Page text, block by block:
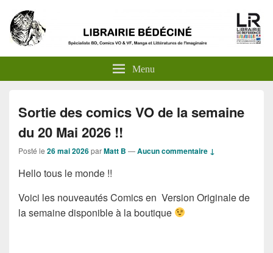
Menu
Sortie des comics VO de la semaine
du 20 Mai 2026 !!
Posté le 26 mai 2026parMatt B —Aucun commentaire ↓
Hello tous le monde !!
Voici les nouveautés Comics en Version Originale de
la semaine disponible à la boutique